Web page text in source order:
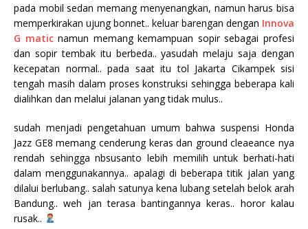
pada mobil sedan memang menyenangkan, namun harus bisa
memperkirakan ujung bonnet.. keluar barengan dengan Innova
G maticnamun memang kemampuan sopir sebagai profesi
dan sopir tembak itu berbeda.. yasudah melaju saja dengan
kecepatan normal.. pada saat itu tol Jakarta Cikampek sisi
tengah masih dalam proses konstruksi sehingga beberapa kali
dialihkan dan melalui jalanan yang tidak mulus..
sudah menjadi pengetahuan umum bahwa suspensi Honda
Jazz GE8 memang cenderung keras dan ground cleaeance nya
rendah sehingga nbsusanto lebih memilih untuk berhati-hati
dalam menggunakannya.. apalagi di beberapa titik jalan yang
dilalui berlubang.. salah satunya kena lubang setelah belok arah
Bandung.. weh jan terasa bantingannya keras.. horor kalau
rusak..